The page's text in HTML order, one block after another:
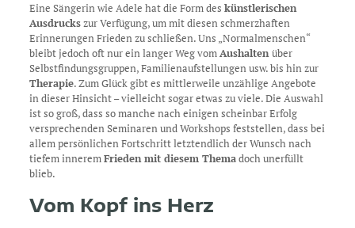
Eine Sängerin wie Adele hat die Form des künstlerischen
Ausdruckszur Verfügung, um mit diesen schmerzhaften
Erinnerungen Frieden zu schließen. Uns „Normalmenschen“
bleibt jedoch oft nur ein langer Weg vomAushaltenüber
Selbstfindungsgruppen, Familienaufstellungen usw. bis hin zur
Therapie. Zum Glück gibt es mittlerweile unzählige Angebote
in dieser Hinsicht – vielleicht sogar etwas zu viele. Die Auswahl
ist so groß, dass so manche nach einigen scheinbar Erfolg
versprechenden Seminaren und Workshops feststellen, dass bei
allem persönlichen Fortschritt letztendlich der Wunsch nach
tiefem inneremFrieden mit diesem Themadoch unerfüllt
blieb.
Vom Kopf ins Herz